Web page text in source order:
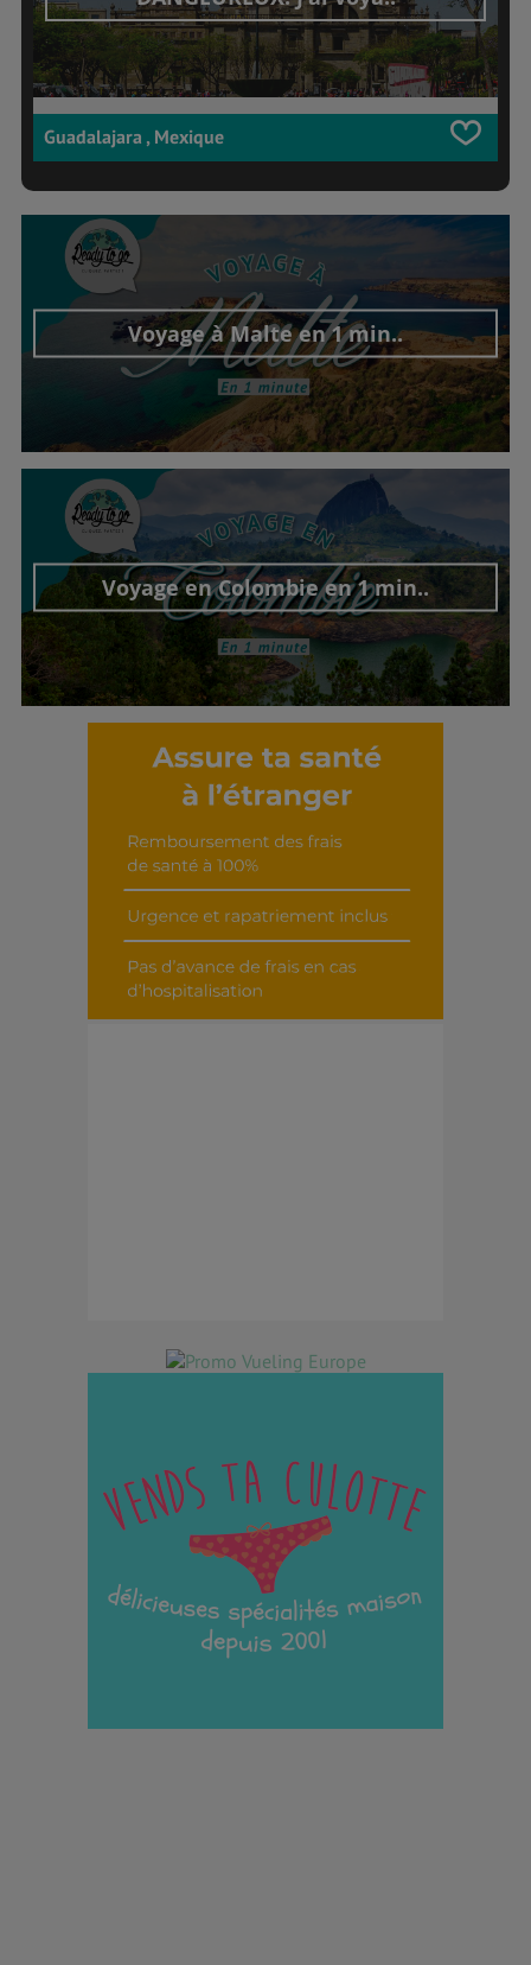
Guadalajara , Mexique
Voyage à Malte en 1 min..
Découvrir cet interview
Voyage en Colombie en 1 min..
Découvrir cet interview